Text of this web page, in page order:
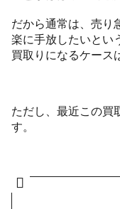
だから通常は、売り
楽に手放したいとい
買取りになるケース
ただし、最近この買
す。